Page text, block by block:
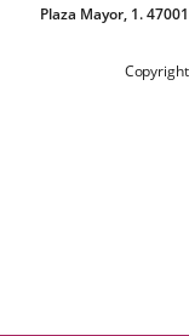
Plaza Mayor, 1.